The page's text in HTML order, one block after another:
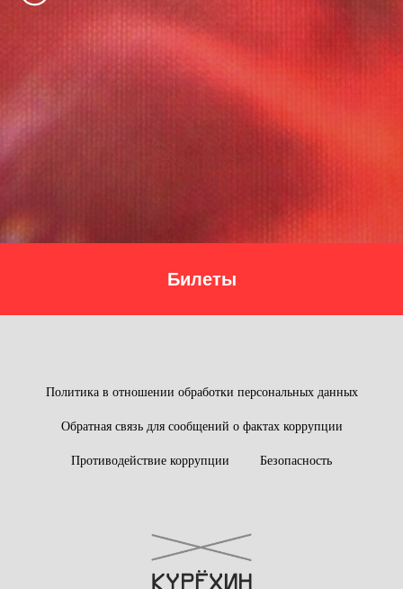
Билеты
Политика в отношении обработки персональных данных
Обратная связь для сообщений о фактах коррупции
Противодействие коррупции Безопасность